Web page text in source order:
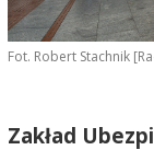
Fot. Robert Stachnik
Zakład